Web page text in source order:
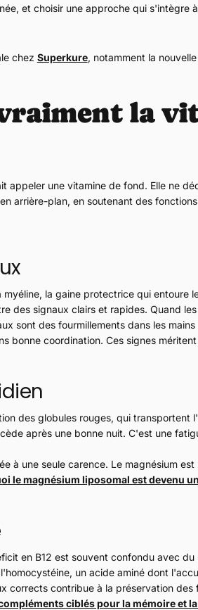
et choisir une approche qui s'intègre
chez Superkure, notamment la nouvelle
la
appeler une vitamine de fond. Elle ne
arrière-plan, en soutenant des
la gaine protectrice qui entoure
des signaux clairs et rapides. Quand
sont des fourmillements dans les
bonne coordination. Ces signes
des globules rouges, qui transportent
après une bonne nuit. C'est une
à une seule carence. Le magnésium
le magnésium liposomal est devenu
en B12 est souvent confondu avec
un acide aminé dont
corrects contribue à la préservation des
ciblés pour la mémoire et